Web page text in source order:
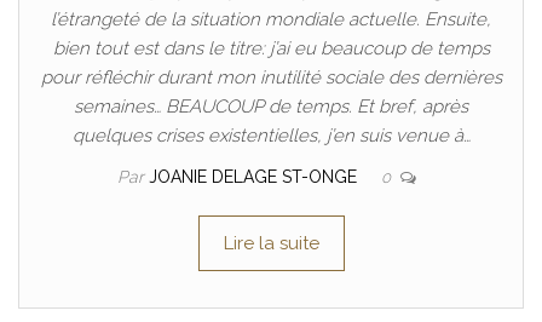
l’étrangeté de la situation mondiale actuelle. Ensuite,
bien tout est dans le titre: j’ai eu beaucoup de temps
pour réfléchir durant mon inutilité sociale des dernières
semaines… BEAUCOUP de temps. Et bref, après
quelques crises existentielles, j’en suis venue à…
ParJOANIE DELAGE ST-ONGE 0
Lire la suite